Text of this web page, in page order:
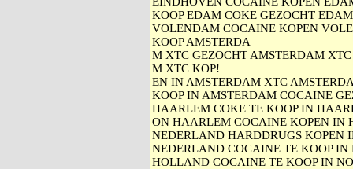
KOOP EDAM COKE GEZOCHT
VOLENDAM COCAINE KOPEN
KOOP AMSTERDA
M XTC GEZOCHT AMSTERDAM
M XTC KOP!
EN IN AMSTERDAM XTC
KOOP IN AMSTERDAM COCAINE
HAARLEM COKE TE KOOP IN
ON HAARLEM COCAINE KOPEN IN
NEDERLAND HARDDRUGS KOPEN
NEDERLAND COCAINE TE KOOP
HOLLAND COCAINE TE KOOP IN